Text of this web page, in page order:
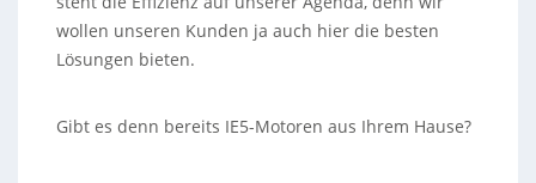
wollen unseren Kunden ja auch hier die besten
Lösungen bieten.
Gibt es denn bereits IE5-Motoren aus Ihrem Hause?